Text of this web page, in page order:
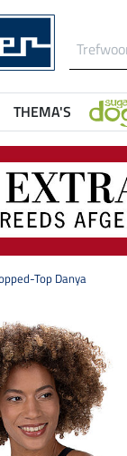
THEMA'S
Top Danya